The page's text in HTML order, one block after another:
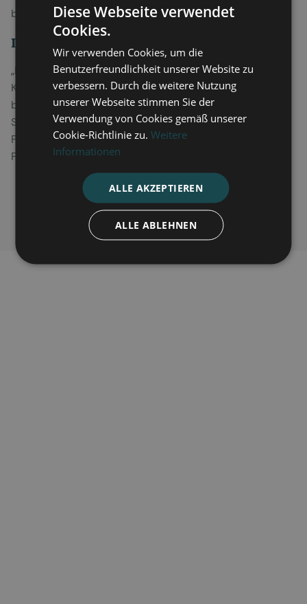
bestärken und motivieren.
Info:
„Der Brunnen“ von Pater Andreas Pohl SCJ ist im
KAWOHL Verlag erschienen und in jeder Buchhandlung
bestellbar. Bestellungen auch direkt bei Pater Pohl, am
Schriftenstand in der Wallfahrtskirche oder im
Pilgerladen.
Preis: 12,80 Euro
Diese Webseite verwendet
Cookies.
Wir verwenden Cookies, um die
Benutzerfreundlichkeit unserer Website zu
verbessern. Durch die weitere Nutzung
unserer Webseite stimmen Sie der
Verwendung von Cookies gemäß unserer
Cookie-Richtlinie zu.Weitere
Informationen
ALLE AKZEPTIEREN
ALLE ABLEHNEN